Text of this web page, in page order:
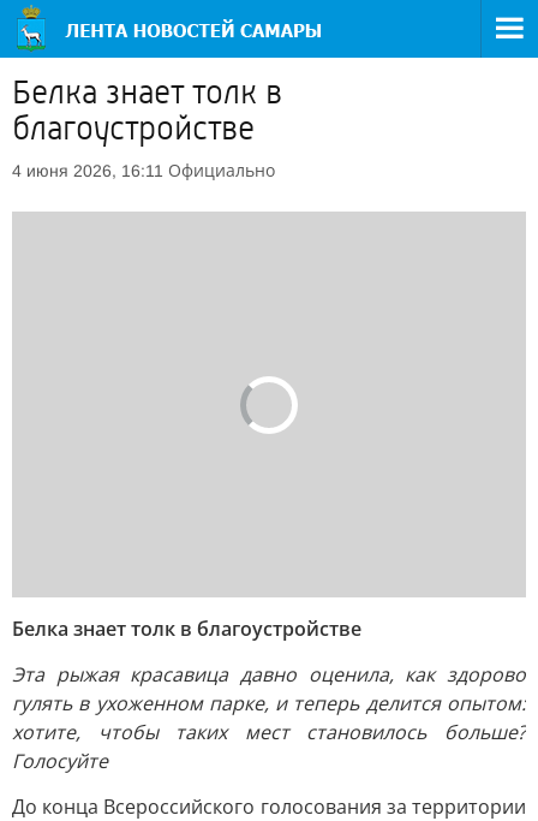
Белка знает толк в
благоустройстве
4 июня 2026, 16:11 Официально
Белка знает толк в благоустройстве
Эта рыжая красавица давно оценила, как здорово
гулять в ухоженном парке, и теперь делится опытом:
хотите, чтобы таких мест становилось больше?
Голосуйте
До конца Всероссийского голосования за территории